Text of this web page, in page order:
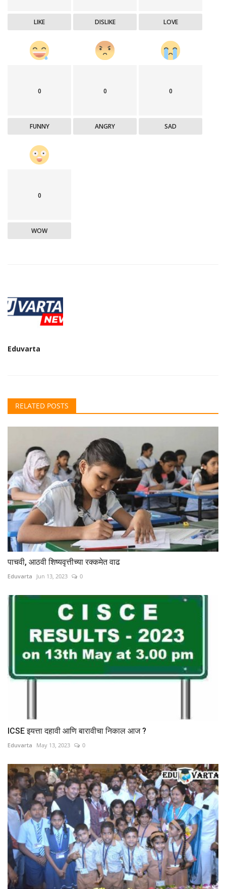
LIKE DISLIKE LOVE
0
FUNNY
0
ANGRY
0
SAD
0
WOW
Eduvarta
RELATED POSTS
पाचवी, आठवी शिष्यवृत्तीच्या रक्कमेत वाढ
Eduvarta Jun 13, 2023 0
ICSE इयत्ता दहावी आणि बारावीचा निकाल आज ?
Eduvarta May 13, 2023 0